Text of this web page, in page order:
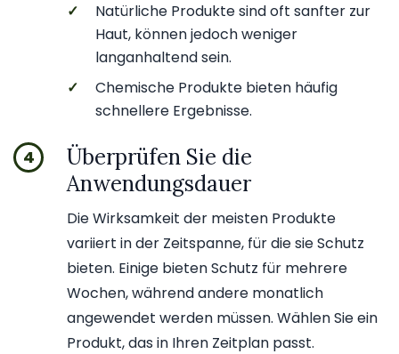
✓
Natürliche Produkte sind oft sanfter zur
Haut, können jedoch weniger
langanhaltend sein.
✓
Chemische Produkte bieten häufig
schnellere Ergebnisse.
4
Überprüfen Sie die
Anwendungsdauer
Die Wirksamkeit der meisten Produkte
variiert in der Zeitspanne, für die sie Schutz
bieten. Einige bieten Schutz für mehrere
Wochen, während andere monatlich
angewendet werden müssen. Wählen Sie ein
Produkt, das in Ihren Zeitplan passt.